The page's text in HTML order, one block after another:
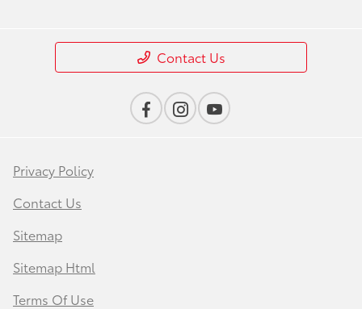
Contact Us
Privacy Policy
Contact Us
Sitemap
Sitemap Html
Terms Of Use